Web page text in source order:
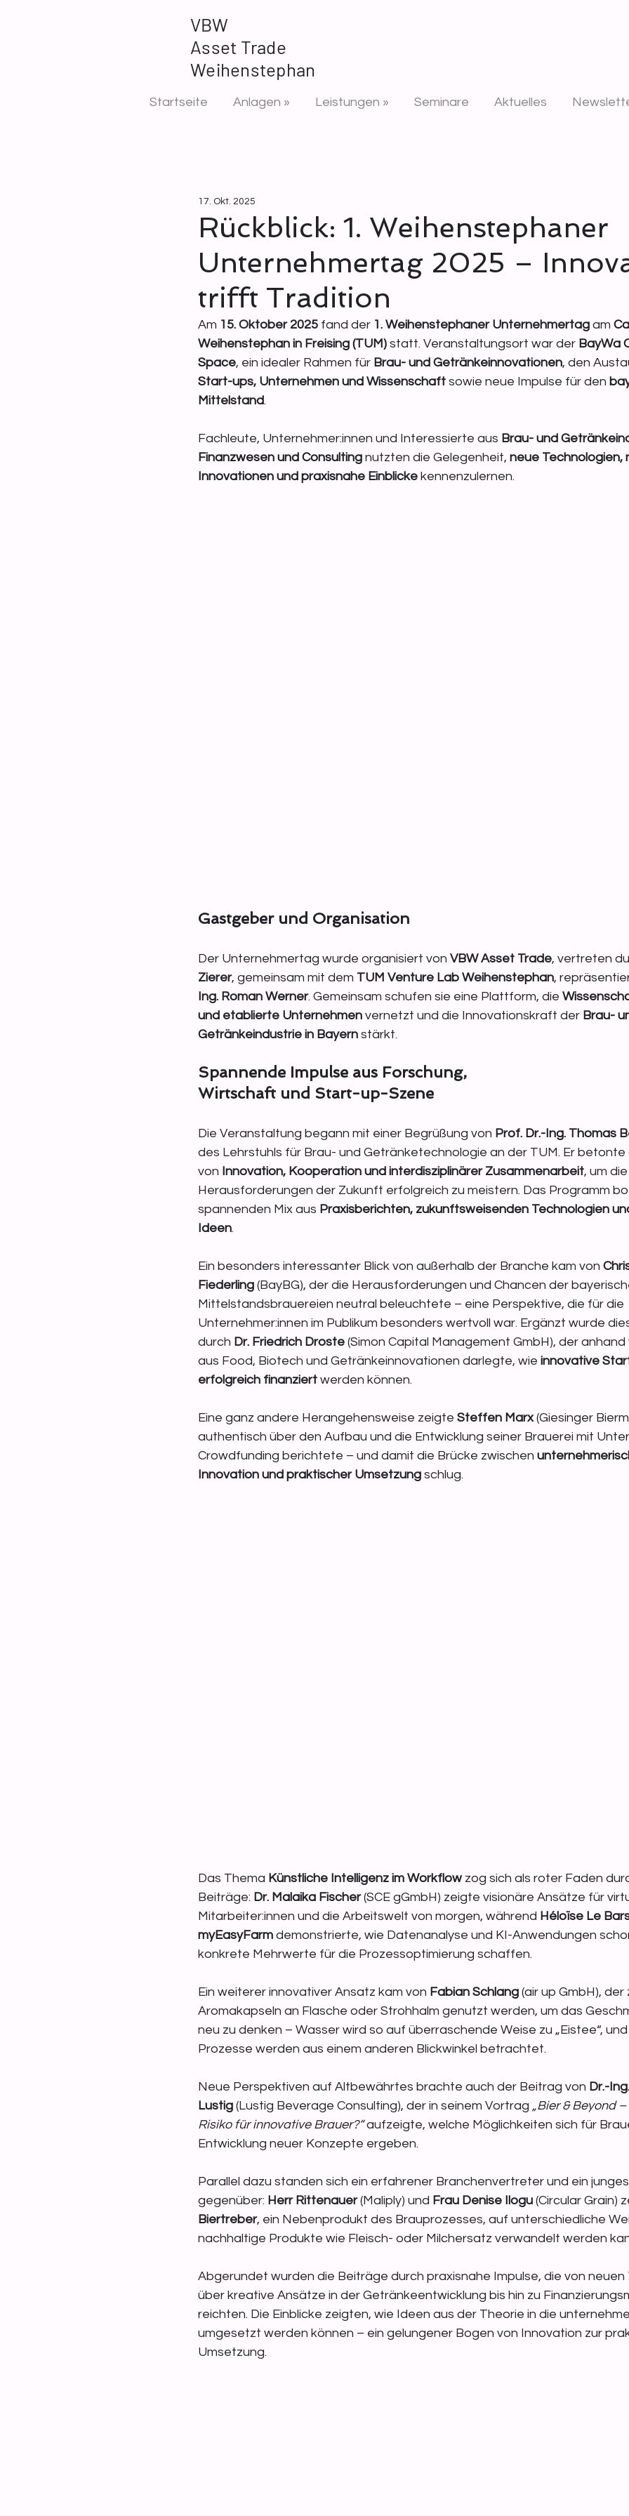
VBW
Asset Trade
Weihenstephan
Startseite Anlagen » Leistungen » Seminare Aktuelles
Rückblick: 1. Weihenstephaner
Unternehmertag 2025 –
trifft Tradition
17. Okt. 2025
Am 15. Oktober 2025 fand der 1. Weihenstephaner Unternehmertag am
Weihenstephan in Freising (TUM) statt. Veranstaltungsort war der BayWa
Space, ein idealer Rahmen für Brau- und Getränkeinnovationen, den
Start-ups, Unternehmen und Wissenschaft sowie neue Impulse für den
Mittelstand.
Fachleute, Unternehmer:innen und Interessierte aus Brau- und
Finanzwesen und Consulting nutzten die Gelegenheit, neue Technologien,
Innovationen und praxisnahe Einblicke kennenzulernen.
Gastgeber und Organisation
Der Unternehmertag wurde organisiert von VBW Asset Trade, vertreten
Zierer, gemeinsam mit dem TUM Venture Lab Weihenstephan,
Ing. Roman Werner. Gemeinsam schufen sie eine Plattform, die
und etablierte Unternehmen vernetzt und die Innovationskraft der Brau-
Getränkeindustrie in Bayern stärkt.
Spannende Impulse aus Forschung,
Wirtschaft und Start-up-Szene
Die Veranstaltung begann mit einer Begrüßung von Prof. Dr.-Ing. Thomas
des Lehrstuhls für Brau- und Getränketechnologie an der TUM. Er
von Innovation, Kooperation und interdisziplinärer Zusammenarbeit, um die
Herausforderungen der Zukunft erfolgreich zu meistern. Das Programm
spannenden Mix aus Praxisberichten, zukunftsweisenden Technologien
Ideen.
Ein besonders interessanter Blick von außerhalb der Branche kam von
Fiederling (BayBG), der die Herausforderungen und Chancen der
Mittelstandsbrauereien neutral beleuchtete – eine Perspektive, die für die
Unternehmer:innen im Publikum besonders wertvoll war. Ergänzt wurde
durch Dr. Friedrich Droste (Simon Capital Management GmbH), der anhand
aus Food, Biotech und Getränkeinnovationen darlegte, wie innovative
erfolgreich finanziert werden können.
Eine ganz andere Herangehensweise zeigte Steffen Marx (Giesinger
authentisch über den Aufbau und die Entwicklung seiner Brauerei mit
Crowdfunding berichtete – und damit die Brücke zwischen
Innovation und praktischer Umsetzung schlug.
Das Thema Künstliche Intelligenz im Workflow zog sich als roter Faden
Beiträge: Dr. Malaika Fischer (SCE gGmbH) zeigte visionäre Ansätze für
Mitarbeiter:innen und die Arbeitswelt von morgen, während Héloïse Le
myEasyFarm demonstrierte, wie Datenanalyse und KI-Anwendungen
konkrete Mehrwerte für die Prozessoptimierung schaffen.
Ein weiterer innovativer Ansatz kam von Fabian Schlang (air up GmbH),
Aromakapseln an Flasche oder Strohhalm genutzt werden, um das
neu zu denken – Wasser wird so auf überraschende Weise zu „Eistee“,
Prozesse werden aus einem anderen Blickwinkel betrachtet.
Neue Perspektiven auf Altbewährtes brachte auch der Beitrag von Dr.-
Lustig (Lustig Beverage Consulting), der in seinem Vortrag „Bier & Beyond
Risiko für innovative Brauer?“ aufzeigte, welche Möglichkeiten sich für
Entwicklung neuer Konzepte ergeben.
Parallel dazu standen sich ein erfahrener Branchenvertreter und ein
gegenüber: Herr Rittenauer (Maliply) und Frau Denise Ilogu (Circular Grain)
Biertreber, ein Nebenprodukt des Brauprozesses, auf unterschiedliche
nachhaltige Produkte wie Fleisch- oder Milchersatz verwandelt werden
Abgerundet wurden die Beiträge durch praxisnahe Impulse, die von neuen
über kreative Ansätze in der Getränkeentwicklung bis hin zu
reichten. Die Einblicke zeigten, wie Ideen aus der Theorie in die
umgesetzt werden können – ein gelungener Bogen von Innovation zur
Umsetzung.